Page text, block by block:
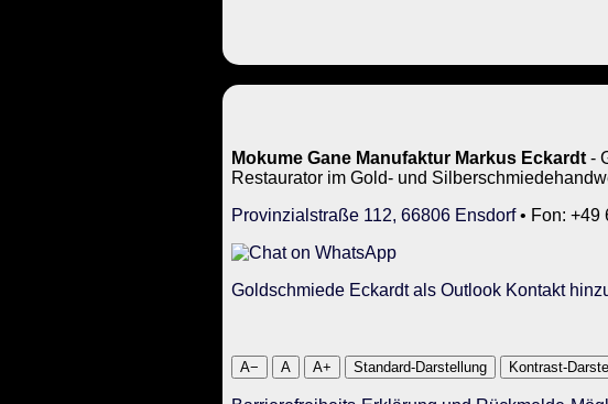
Mokume Gane Manufaktur Markus Eckardt -
Restaurator im Gold- und
Provinzialstraße 112, 66806 Ensdorf• Fon: +49
Goldschmiede Eckardt als Outlook Kontakt
A− A A+ Standard-Darstellung Kontrast-